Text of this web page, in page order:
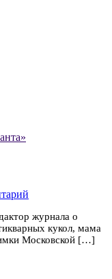
журнала о
кукол, мама
Московской […]